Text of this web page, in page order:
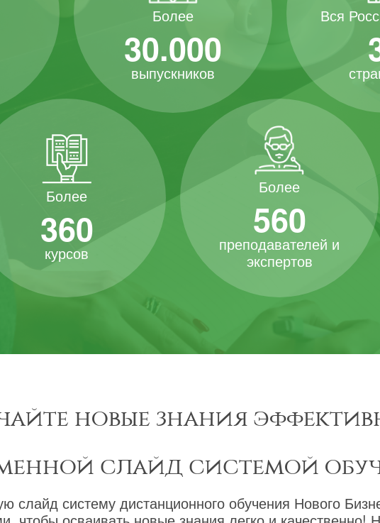
Более
30.000
выпускников
Вся
Более
360
курсов
Более
560
преподавателей и
экспертов
новые знания
слайд системой
слайд систему дистанционного обучения Нового